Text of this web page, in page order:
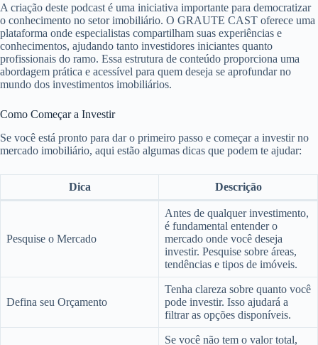
A criação deste podcast é uma iniciativa importante para democratizar
o conhecimento no setor imobiliário. O GRAUTE CAST oferece uma
plataforma onde especialistas compartilham suas experiências e
conhecimentos, ajudando tanto investidores iniciantes quanto
profissionais do ramo. Essa estrutura de conteúdo proporciona uma
abordagem prática e acessível para quem deseja se aprofundar no
mundo dos investimentos imobiliários.
Como Começar a Investir
Se você está pronto para dar o primeiro passo e começar a investir no
mercado imobiliário, aqui estão algumas dicas que podem te ajudar:
Dica Descrição
Pesquise o Mercado
Antes de qualquer investimento,
é fundamental entender o
mercado onde você deseja
investir. Pesquise sobre áreas,
tendências e tipos de imóveis.
Defina seu Orçamento
Tenha clareza sobre quanto você
pode investir. Isso ajudará a
filtrar as opções disponíveis.
Se você não tem o valor total,